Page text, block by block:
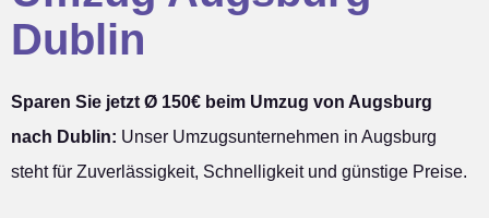
Dublin
Sparen Sie jetzt Ø 150€ beim Umzug von Augsburg
nach Dublin: Unser Umzugsunternehmen in Augsburg
steht für Zuverlässigkeit, Schnelligkeit und günstige Preise.